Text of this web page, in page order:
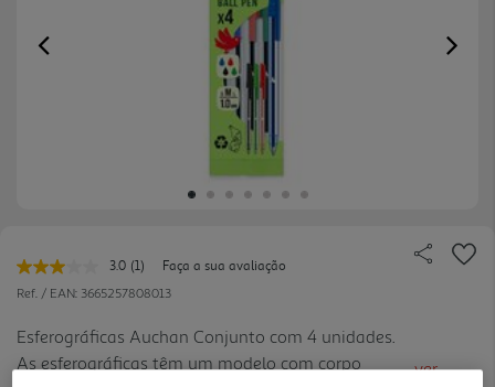
Previous
3.0 Leu
uma
Link
para
a
(1)
Faça a sua avaliação
Ref. / EAN: 3665257808013
Esferográficas Auchan Conjunto com 4 unidades.
As esferográficas têm um modelo com corpo
ver